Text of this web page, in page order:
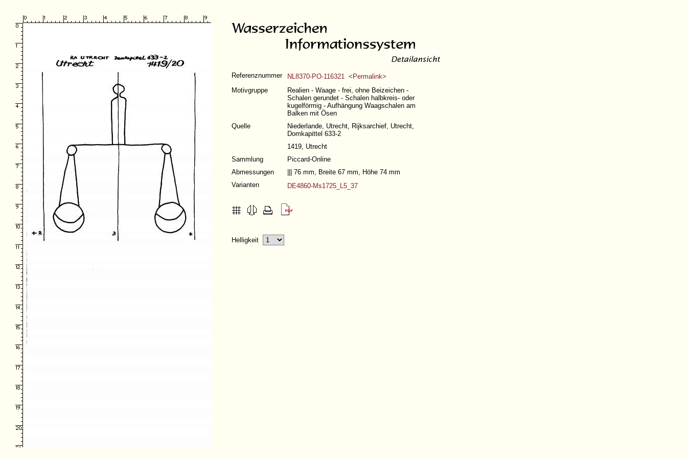
Referenznummer
NL8370-PO-116321 <Permalink>
Motivgruppe
Realien - Waage - frei, ohne Beizeichen -
Schalen gerundet - Schalen halbkreis- oder
kugelförmig - Aufhängung Waagschalen am
Balken mit Ösen
Quelle
Niederlande, Utrecht, Rijksarchief, Utrecht,
Domkapittel 633-2
1419, Utrecht
Sammlung
Piccard-Online
Abmessungen
||| 76 mm, Breite 67 mm, Höhe 74 mm
Varianten
DE4860-Ms1725_L5_37
Helligkeit